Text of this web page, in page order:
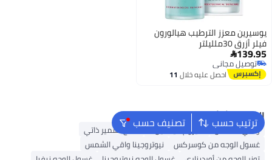
يوسيرين معزز الترطيب هيالورون
فيلر أزرق 30ملليلتر
139.95
توصيل مجاني
توصيل مجانياحصل عليه خلال 11
ترتيب حسب تصنيف حسب البحث الشائع
واقي الشمس سيروم فيتامين C
منتج تسمير ذاتي
غسول الوجه من كوسركس
نيوتروجينا واقي الشمس